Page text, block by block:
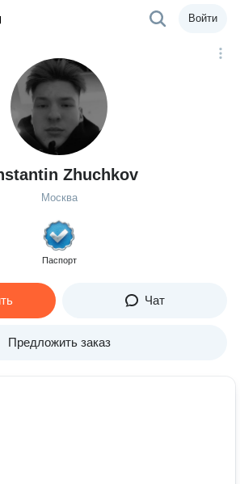
Войти
Zhuchkov
Москва
Паспорт
Чат
Предложить заказ